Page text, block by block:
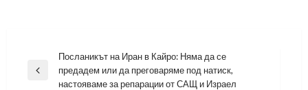
Навигация
Previous
Посланикът на Иран в Кайро: Няма да се
предадем или да преговаряме под натиск,
настояваме за репарации от САЩ и Израел